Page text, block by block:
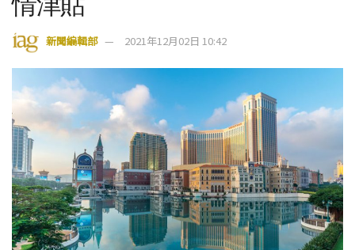
新聞編輯部 2021年12月02日 10:42